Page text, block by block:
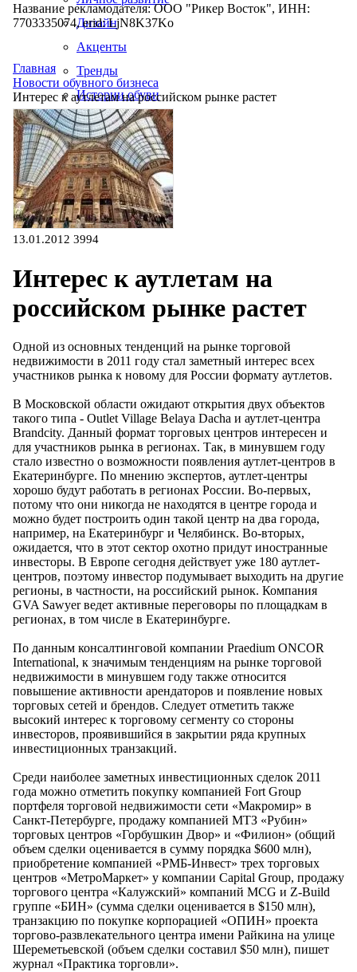
Дизайн
Акценты
Тренды
Истории обуви
Производство
Название рекламодателя: ООО "Рикер Восток", ИНН:
7703335074, erid: LjN8K37Ko
Главная
Новости обувного бизнеса
Интерес к аутлетам на российском рынке растет
13.01.2012 3994
Интерес к аутлетам на
российском рынке растет
Одной из основных тенденций на рынке торговой
недвижимости в 2011 году стал заметный интерес всех
участников рынка к новому для России формату аутлетов.
В Московской области ожидают открытия двух объектов
такого типа - Outlet Village Belaya Dacha и аутлет-центра
Brandcity. Данный формат торговых центров интересен и
для участников рынка в регионах. Так, в минувшем году
стало известно о возможности появления аутлет-центров в
Екатеринбурге. По мнению экспертов, аутлет-центры
хорошо будут работать в регионах России. Во-первых,
потому что они никогда не находятся в центре города и
можно будет построить один такой центр на два города,
например, на Екатеринбург и Челябинск. Во-вторых,
ожидается, что в этот сектор охотно придут иностранные
инвесторы. В Европе сегодня действует уже 180 аутлет-
центров, поэтому инвестор подумывает выходить на другие
регионы, в частности, на российский рынок. Компания
GVA Sawyer ведет активные переговоры по площадкам в
регионах, в том числе в Екатеринбурге.
По данным консалтинговой компании Praedium ONCOR
International, к значимым тенденциям на рынке торговой
недвижимости в минувшем году также относится
повышение активности арендаторов и появление новых
торговых сетей и брендов. Следует отметить также
высокий интерес к торговому сегменту со стороны
инвесторов, проявившийся в закрытии ряда крупных
инвестиционных транзакций.
Среди наиболее заметных инвестиционных сделок 2011
года можно отметить покупку компанией Fort Group
портфеля торговой недвижимости сети «Макромир» в
Санкт-Петербурге, продажу компанией МТЗ «Рубин»
торговых центров «Горбушкин Двор» и «Филион» (общий
объем сделки оценивается в сумму порядка $600 млн),
приобретение компанией «РМБ-Инвест» трех торговых
центров «МетроМаркет» у компании Capital Group, продажу
торгового центра «Калужский» компаний MCG и Z-Build
группе «БИН» (сумма сделки оценивается в $150 млн),
транзакцию по покупке корпорацией «ОПИН» проекта
торгово-развлекательного центра имени Райкина на улице
Шереметьевской (объем сделки составил $50 млн), пишет
журнал «Практика торговли».